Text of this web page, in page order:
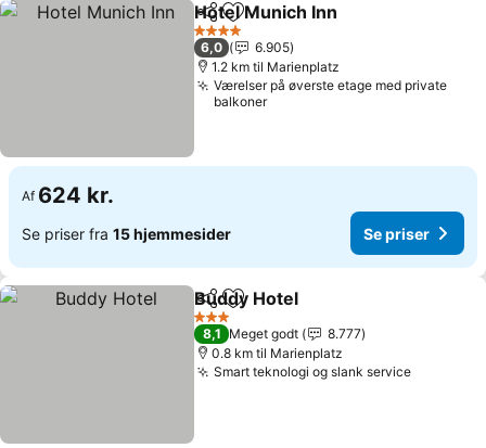
Del Føj til favoritter
Hotel Munich Inn
4 Stjerner
6,0
6.905
1.2 km til Marienplatz
Værelser på øverste etage med private
balkoner
Af 624 kr.
Se priser fra 15 hjemmesider Se priser
Del Føj til favoritter
Buddy Hotel
3 Stjerner
8,1 Meget godt
8.777
0.8 km til Marienplatz
Smart teknologi og slank service